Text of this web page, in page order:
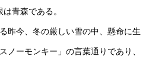
は青森である。
昨今、冬の厳しい雪の中、懸命に生
ノーモンキー」の言葉通りであり、